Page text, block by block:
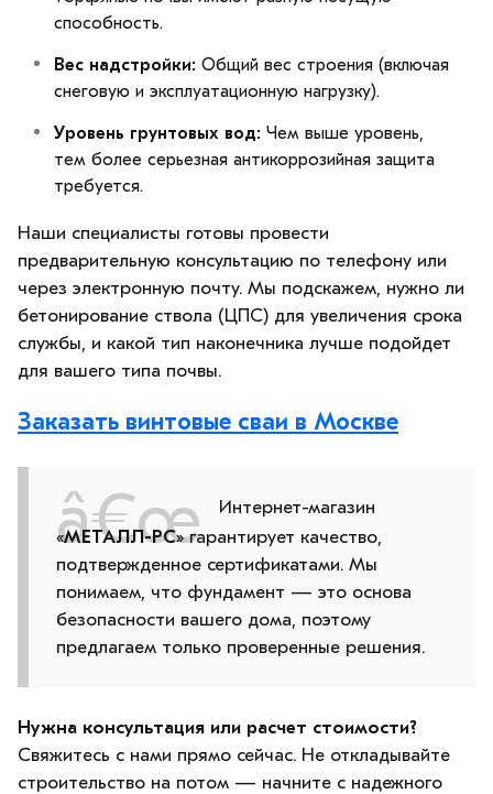
способность.
Вес надстройки: Общий вес строения (включая
снеговую и эксплуатационную нагрузку).
Уровень грунтовых вод: Чем выше уровень,
тем более серьезная антикоррозийная защита
требуется.
Наши специалисты готовы провести
предварительную консультацию по телефону или
через электронную почту. Мы подскажем, нужно ли
бетонирование ствола (ЦПС) для увеличения срока
службы, и какой тип наконечника лучше подойдет
для вашего типа почвы.
Заказать винтовые сваи в Москве
Интернет-магазин
«МЕТАЛЛ-РС» гарантирует качество,
подтвержденное сертификатами. Мы
понимаем, что фундамент — это основа
безопасности вашего дома, поэтому
предлагаем только проверенные решения.
Нужна консультация или расчет стоимости?
Свяжитесь с нами прямо сейчас. Не откладывайте
строительство на потом — начните с надежного